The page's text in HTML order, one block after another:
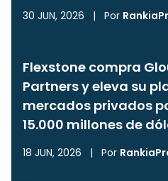
30 JUN, 2026 | Por
Flexstone compra
Partners y eleva su
mercados privados
15.000 millones de
18 JUN, 2026 | Por